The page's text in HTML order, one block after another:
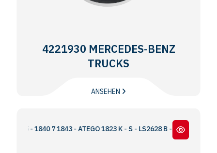
4221930 MERCEDES-BENZ
TRUCKS
ANSEHEN
1840 7 1843 - ATEGO 1823 K - S - LS2628 B - K - AROCS 1830 /